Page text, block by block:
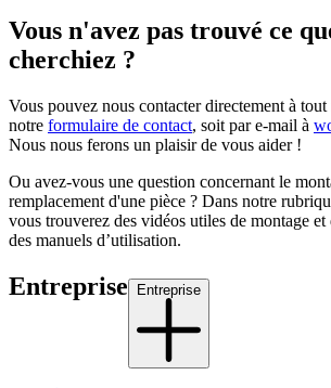
Vous n'avez pas trouvé ce
cherchiez ?
Vous pouvez nous contacter directement à
notre formulaire de contact, soit par e-mail à
Nous nous ferons un plaisir de vous aider !
Ou avez-vous une question concernant le
remplacement d'une pièce ? Dans notre
vous trouverez des vidéos utiles de montage et
des manuels d’utilisation.
Entreprise Entreprise